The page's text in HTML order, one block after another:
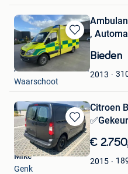
Bewaren
in
Mijn
Favorieten
,
Bieden
2013
Autohandel De Moor
Waarschoot
Bewaren
in
Mijn
Favorieten
Citroen
€
2015
Mike
Genk